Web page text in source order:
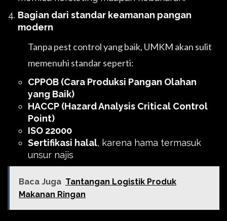
Bagian dari standar keamanan pangan
modern
Tanpa pest control yang baik, UMKM akan sulit
memenuhi standar seperti:
CPPOB (Cara Produksi Pangan Olahan
yang Baik)
HACCP (Hazard Analysis Critical Control
Point)
ISO 22000
Sertifikasi halal, karena hama termasuk
unsur najis
Baca Juga Tantangan Logistik Produk
Makanan Ringan